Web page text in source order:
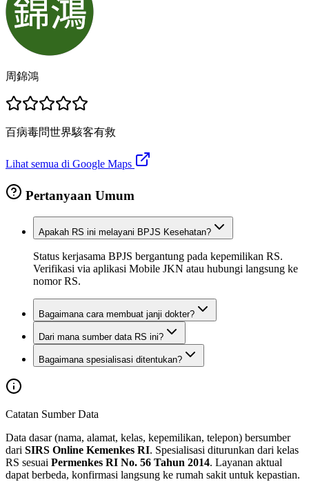
周錦鴻
百病毒問世界駭客有救
Lihat semua di Google Maps
Pertanyaan Umum
Apakah RS ini melayani BPJS Kesehatan?
Status kerjasama BPJS bergantung pada kepemilikan RS.
Verifikasi via aplikasi Mobile JKN atau hubungi langsung ke
nomor RS.
Bagaimana cara membuat janji dokter?
Dari mana sumber data RS ini?
Bagaimana spesialisasi ditentukan?
Catatan Sumber Data
Data dasar (nama, alamat, kelas, kepemilikan, telepon) bersumber
dari SIRS Online Kemenkes RI. Spesialisasi diturunkan dari kelas
RS sesuai Permenkes RI No. 56 Tahun 2014. Layanan aktual
dapat berbeda, konfirmasi langsung ke rumah sakit untuk kepastian.